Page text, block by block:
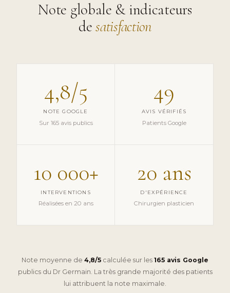
Note globale & indicateurs
desatisfaction
4,8/5
NOTE GOOGLE
Sur 165 avis publics
49
AVIS VÉRIFIÉS
Patients Google
10 000+
INTERVENTIONS
Réalisées en 20 ans
20 ans
D'EXPÉRIENCE
Chirurgien plasticien
Note moyenne de 4,8/5 calculée sur les 165 avis Google
publics du Dr Germain. La très grande majorité des patients
lui attribuent la note maximale.